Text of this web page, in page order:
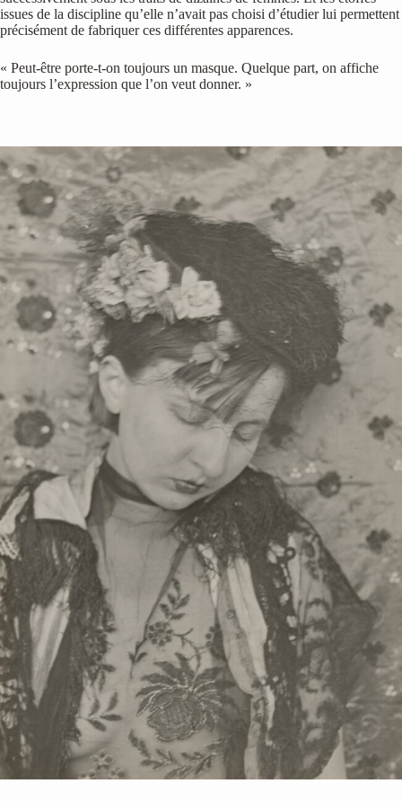
issues de la discipline qu’elle n’avait pas choisi d’étudier lui permettent
précisément de fabriquer ces différentes apparences.
« Peut-être porte-t-on toujours un masque. Quelque part, on affiche
toujours l’expression que l’on veut donner. »